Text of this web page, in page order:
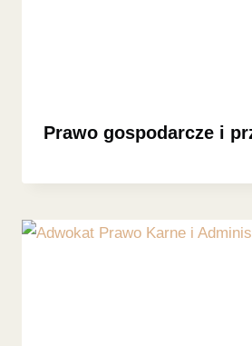
Prawo gospodarcze i